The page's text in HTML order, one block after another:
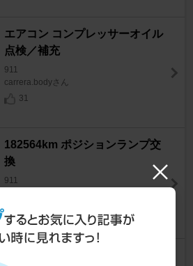
エアコン コンプレッサーオイル
点検／補充
911
carrera.bodyさん
31
182564km ポジションランプ交
換
911